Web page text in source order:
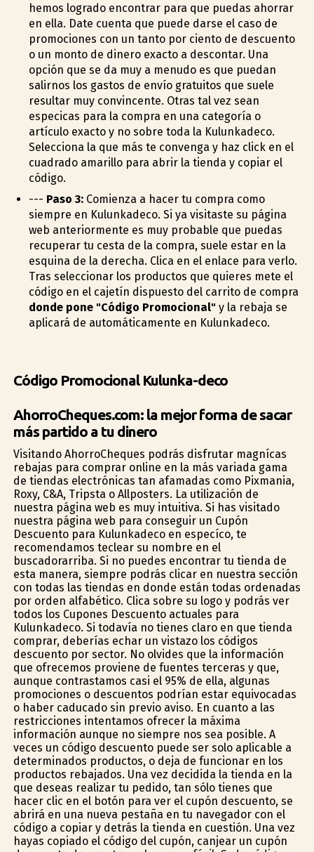
hemos logrado encontrar para que puedas ahorrar
en ella. Date cuenta que puede darse el caso de
promociones con un tanto por ciento de descuento
o un monto de dinero exacto a descontar. Una
opción que se da muy a menudo es que puedan
salirnos los gastos de envío gratuitos que suele
resultar muy convincente. Otras tal vez sean
especificas para la compra en una categoría o
artículo exacto y no sobre toda la Kulunkadeco.
Selecciona la que más te convenga y haz click en el
cuadrado amarillo para abrir la tienda y copiar el
código.
--- Paso 3:Comienza a hacer tu compra como
siempre en Kulunkadeco. Si ya visitaste su página
web anteriormente es muy probable que puedas
recuperar tu cesta de la compra, suele estar en la
esquina de la derecha. Clica en el enlace para verlo.
Tras seleccionar los productos que quieres mete el
código en el cajetín dispuesto del carrito de compra
donde pone "Código Promocional"y la rebaja se
aplicará de automáticamente en Kulunkadeco.
Código Promocional Kulunka-deco
AhorroCheques.com: la mejor forma de sacar
más partido a tu dinero
Visitando AhorroCheques podrás disfrutar magníficas
rebajas para comprar online en la más variada gama
de tiendas electrónicas tan afamadas como Pixmania,
Roxy, C&A, Tripsta o Allposters. La utilización de
nuestra página web es muy intuitiva. Si has visitado
nuestra página web para conseguir un Cupón
Descuento para Kulunkadeco en específico, te
recomendamos teclear su nombre en el
buscadorarriba. Si no puedes encontrar tu tienda de
esta manera, siempre podrás clicar en nuestra sección
con todas las tiendas en donde están todas ordenadas
por orden alfabético. Clica sobre su logo y podrás ver
todos los Cupones Descuento actuales para
Kulunkadeco. Si todavía no tienes claro en que tienda
comprar, deberías echar un vistazo los códigos
descuento por sector. No olvides que la información
que ofrecemos proviene de fuentes terceras y que,
aunque contrastamos casi el 95% de ella, algunas
promociones o descuentos podrían estar equivocadas
o haber caducado sin previo aviso. En cuanto a las
restricciones intentamos ofrecer la máxima
información aunque no siempre nos sea posible. A
veces un código descuento puede ser solo aplicable a
determinados productos, o deja de funcionar en los
productos rebajados. Una vez decidida la tienda en la
que deseas realizar tu pedido, tan sólo tienes que
hacer clic en el botón para ver el cupón descuento, se
abrirá en una nueva pestaña en tu navegador con el
código a copiar y detrás la tienda en cuestión. Una vez
hayas copiado el código del cupón, canjear un cupón